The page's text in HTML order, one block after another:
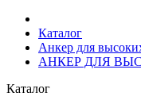
Каталог
Анкер для
АНКЕР ДЛЯ
Каталог